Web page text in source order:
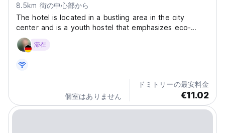
8.5km 街の中心部から
The hotel is located in a bustling area in the city
center and is a youth hostel that emphasizes eco-
friendliness, stylish design, and social experiences. Its
exterior is uniquely eye-catching, while the interior
滞在
個室はありません
ドミトリーの最安料金
€11.02